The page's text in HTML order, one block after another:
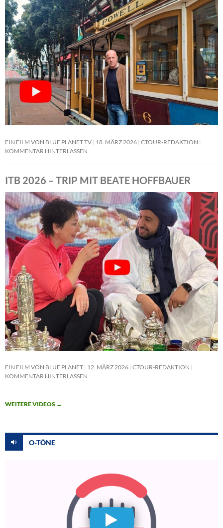
EIN FILM VON BLUE PLANET TV 18. MÄRZ 2026 CTOUR-REDAKTION
KOMMENTAR HINTERLASSEN
ITB 2026 – TRIP MIT BEATE HOFFBAUER
EIN FILM VON BLUE PLANET 12. MÄRZ 2026 CTOUR-REDAKTION
KOMMENTAR HINTERLASSEN
WEITERE VIDEOS →
O-TÖNE